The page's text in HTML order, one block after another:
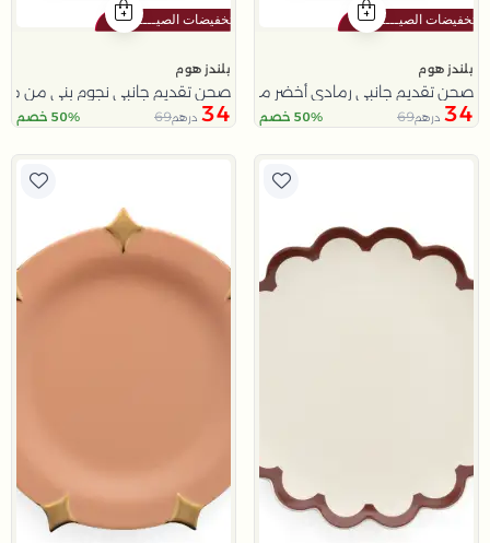
بلندز هوم
صحن تقديم جانبي رمادي أخضر من ملاذ
34 درهم69 50% خصم
بلندز هوم
صحن تقديم جانبي نجوم بني من
34 درهم69 50% خصم